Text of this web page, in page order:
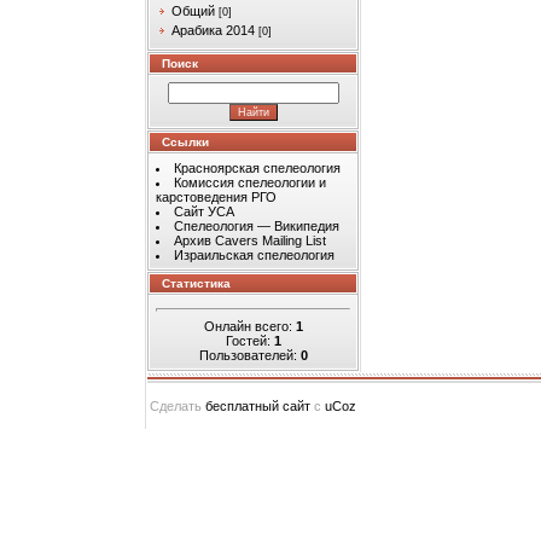
Общий [0]
Арабика 2014 [0]
Поиск
Ссылки
Красноярская спелеология
Комиссия спелеологии и
карстоведения РГО
Сайт УСА
Спелеология — Википедия
Архив Cavers Mailing List
Израильская спелеология
Статистика
Онлайн всего: 1
Гостей: 1
Пользователей: 0
Сделать бесплатный сайт с uCoz